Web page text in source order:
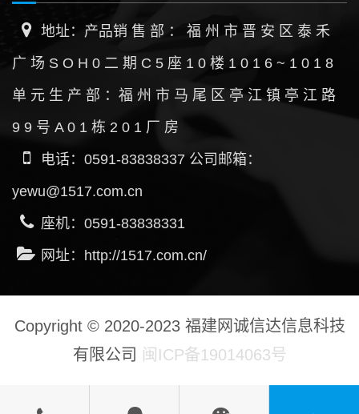
地址：产品销 售 部 ： 福 州 市 晋 安 区 泰 禾
广 场 S O H 0 二 期 C 5 座 1 0 楼 1 0 1 6 ~ 1 0 1 8
单 元 生 产 部 ：福 州 市 马 尾 区 亭 江 镇 亭 江 路
9 9 号 A 0 1 栋 2 0 1 厂 房
电话：0591-83838337 公司邮箱：
yewu@1517.com.cn
座机：0591-83838331
网址：http://1517.com.cn/
Copyright © 2020-2023 福建网诚信达信息科技
有限公司 闽ICP备19014063号